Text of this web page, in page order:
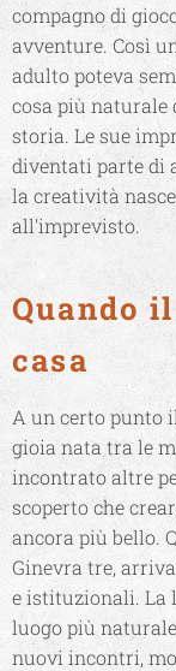
compagno di
avventure. Così
adulto poteva
cosa più naturale
storia. Le sue
diventati parte di
la creatività
all'imprevisto.
Quando
casa
A un certo punto
gioia nata tra le
incontrato altre
scoperto che
ancora più bello.
Ginevra tre,
e istituzionali. La
luogo più
nuovi incontri,